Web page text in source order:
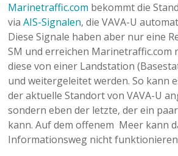
Marinetraffic.com bekommt die
viaAIS-Signalen, die VAVA-U
Diese Signale haben aber nur eine
SM und erreichen Marinetraffic.com
diese von einer Landstation
und weitergeleitet werden. So kann
der aktuelle Standort von VAVA-U
sondern eben der letzte, der ein
kann. Auf dem offenem Meer kann
Informationsweg nicht